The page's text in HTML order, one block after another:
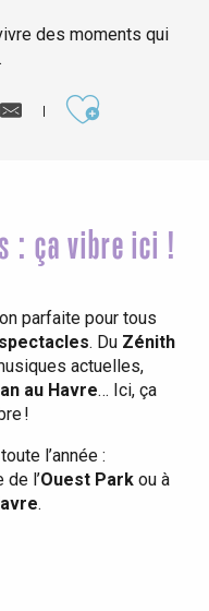
des moments qui
: ça vibre ici !
parfaite pour tous
. Du Zénith
actuelles,
au Havre… Ici, ça
!
l’année :
l’Ouest Park ou à
.